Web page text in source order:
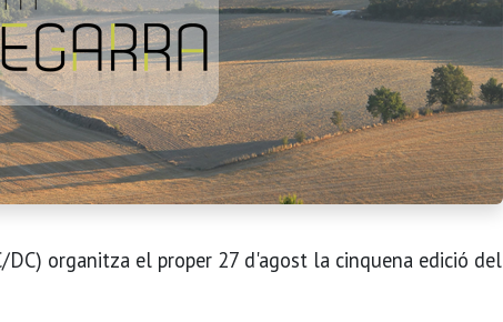
DC) organitza el proper 27 d'agost la cinquena edició del